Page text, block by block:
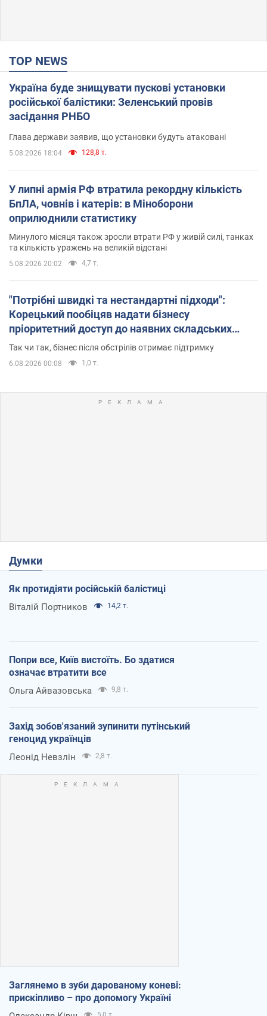
TOP NEWS
Україна буде знищувати пускові установки
російської балістики: Зеленський провів
засідання РНБО
Глава держави заявив, що установки будуть атаковані
5.08.2026 18:04 128,8 т.
У липні армія РФ втратила рекордну кількість
БпЛА, човнів і катерів: в Міноборони
оприлюднили статистику
Минулого місяця також зросли втрати РФ у живій силі, танках
та кількість уражень на великій відстані
5.08.2026 20:02 4,7 т.
"Потрібні швидкі та нестандартні підходи":
Корецький пообіцяв надати бізнесу
пріоритетний доступ до наявних складських
приміщень
Так чи так, бізнес після обстрілів отримає підтримку
6.08.2026 00:08 1,0 т.
Думки
Як протидіяти російській балістиці
Віталій Портников 14,2 т.
Попри все, Київ вистоїть. Бо здатися
означає втратити все
Ольга Айвазовська 9,8 т.
Захід зобов'язаний зупинити путінський
геноцид українців
Леонід Невзлін 2,8 т.
Заглянемо в зуби дарованому коневі:
прискіпливо – про допомогу Україні